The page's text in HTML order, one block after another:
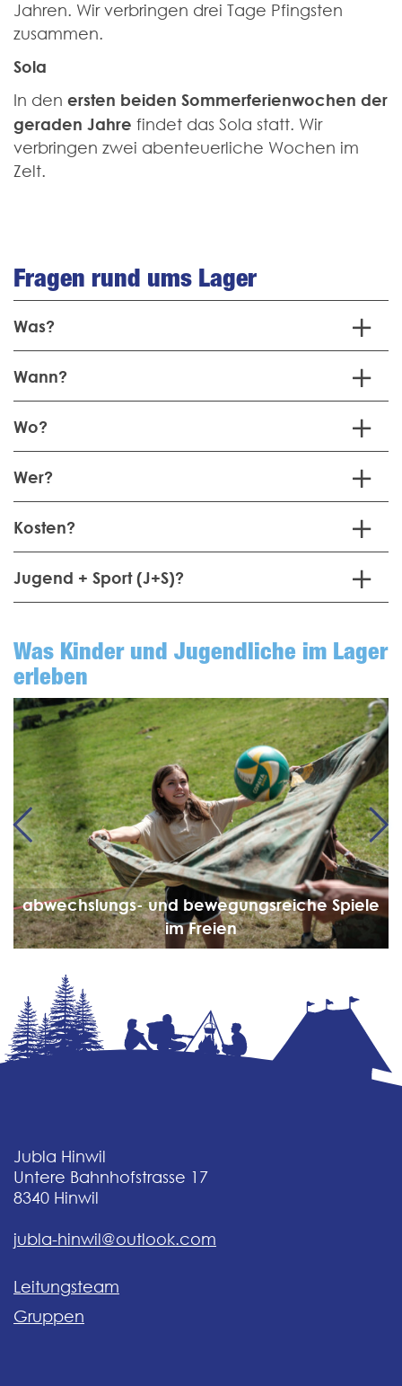
Jahren. Wir verbringen drei Tage Pfingsten
zusammen.
Sola
In den ersten beiden Sommerferienwochen der
geraden Jahre findet das Sola statt. Wir
verbringen zwei abenteuerliche Wochen im
Zelt.
Fragen rund ums Lager
Was?
Wann?
Wo?
Wer?
Kosten?
Jugend + Sport (J+S)?
Was Kinder und Jugend­liche im Lager
erleben
Previous
abwechslungs- und bewegungsreiche Spiele
im Freien
Jubla Hinwil
Untere Bahnhofstrasse 17
8340 Hinwil
jubla-hinwil@outlook.com
Leitungsteam
Gruppen